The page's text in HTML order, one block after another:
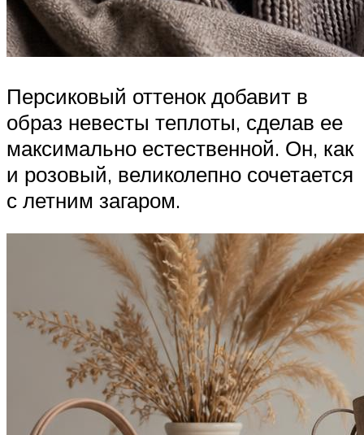
Персиковый оттенок добавит в
образ невесты теплоты, сделав ее
максимально естественной. Он, как
и розовый, великолепно сочетается
с летним загаром.